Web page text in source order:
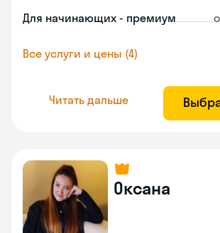
Для начинающих - премиум
Все услуги и цены (4)
Читать дальше
Оксана